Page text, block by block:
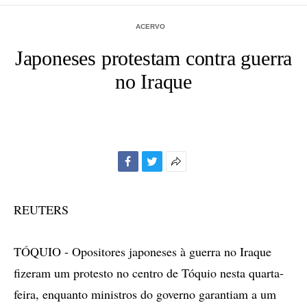
ACERVO
Japoneses protestam contra guerra
no Iraque
REUTERS
TÓQUIO - Opositores japoneses à guerra no Iraque
fizeram um protesto no centro de Tóquio nesta quarta-
feira, enquanto ministros do governo garantiam a um